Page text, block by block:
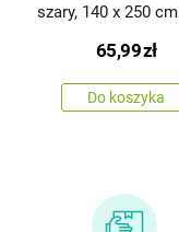
szary, 140 x 250 cm
65,99zł
Do koszyka